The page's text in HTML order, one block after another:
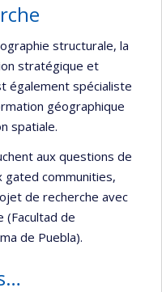
structurale, la
stratégique et
également spécialiste
géographique
spatiale.
aux questions de
communities,
de recherche avec
(Facultad de
de Puebla).